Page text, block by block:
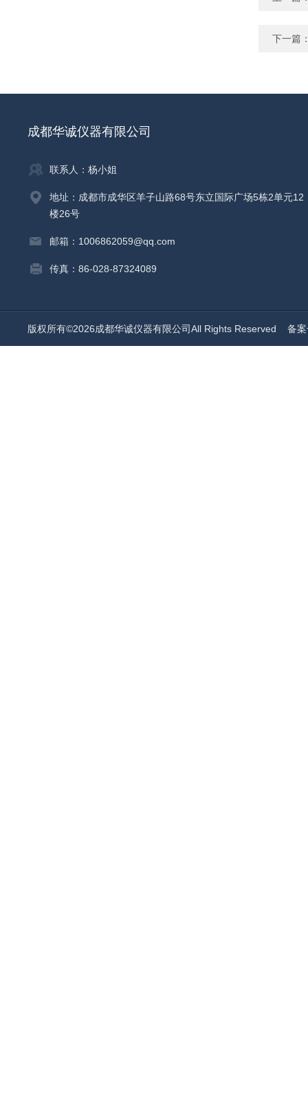
下一篇
成都华诚仪器有限公司
联系人：杨小姐
地址：成都市成华区羊子山路68号东立国际广场5栋2单元12
楼26号
邮箱：1006862059@qq.com
传真：86-028-87324089
版权所有©2026成都华诚仪器有限公司All Rights Reserved 备